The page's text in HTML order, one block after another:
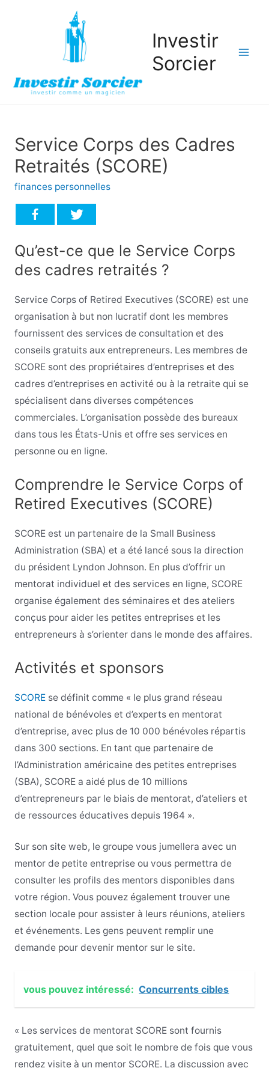
Investir
Sorcier
Service Corps des Cadres
Retraités (SCORE)
finances personnelles
Qu’est-ce que le Service Corps
des cadres retraités ?
Service Corps of Retired Executives (SCORE) est une
organisation à but non lucratif dont les membres
fournissent des services de consultation et des
conseils gratuits aux entrepreneurs. Les membres de
SCORE sont des propriétaires d’entreprises et des
cadres d’entreprises en activité ou à la retraite qui se
spécialisent dans diverses compétences
commerciales. L’organisation possède des bureaux
dans tous les États-Unis et offre ses services en
personne ou en ligne.
Comprendre le Service Corps of
Retired Executives (SCORE)
SCORE est un partenaire de la Small Business
Administration (SBA) et a été lancé sous la direction
du président Lyndon Johnson. En plus d’offrir un
mentorat individuel et des services en ligne, SCORE
organise également des séminaires et des ateliers
conçus pour aider les petites entreprises et les
entrepreneurs à s’orienter dans le monde des affaires.
Activités et sponsors
SCOREse définit comme « le plus grand réseau
national de bénévoles et d’experts en mentorat
d’entreprise, avec plus de 10 000 bénévoles répartis
dans 300 sections. En tant que partenaire de
l’Administration américaine des petites entreprises
(SBA), SCORE a aidé plus de 10 millions
d’entrepreneurs par le biais de mentorat, d’ateliers et
de ressources éducatives depuis 1964 ».
Sur son site web, le groupe vous jumellera avec un
mentor de petite entreprise ou vous permettra de
consulter les profils des mentors disponibles dans
votre région. Vous pouvez également trouver une
section locale pour assister à leurs réunions, ateliers
et événements. Les gens peuvent remplir une
demande pour devenir mentor sur le site.
vous pouvez intéressé: Concurrents cibles
« Les services de mentorat SCORE sont fournis
gratuitement, quel que soit le nombre de fois que vous
rendez visite à un mentor SCORE. La discussion avec